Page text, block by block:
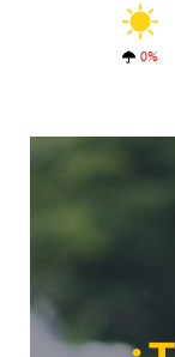
0%